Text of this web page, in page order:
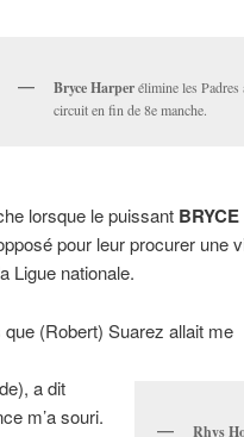
Bryce Harperélimine les Padres
circuit en fin de 8e manche.
lorsque le puissant
pour leur procurer une
Ligue nationale.
(Robert) Suarez allait me
Rhys
a dit
m’a souri.